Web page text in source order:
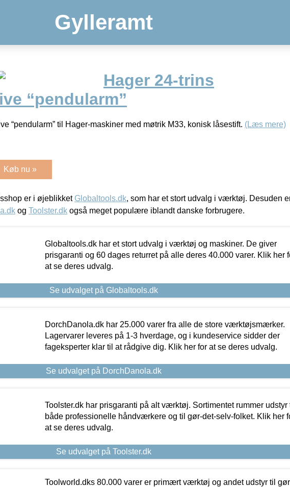
Gylleramt
Hager 24-trins
“pendularm”
“pendularm” til Hager-maskiner med møtrik M33, konisk låsestift. (Læs mere)
Køb nu »
er i øjeblikket Globaltools.dk, som har et stort udvalg i værktøj. Desuden
og Toolster.dk også meget populære iblandt danske forbrugere.
Globaltools.dk har et stort udvalg i værktøj og maskiner. De giver
prisgaranti og 60 dages returret på alle deres 40.000 varer. Klik her
at se deres udvalg.
Se udvalget på Globaltools.dk
DorchDanola.dk har 25.000 varer fra alle de store værktøjsmærker.
Lagervarer leveres på 1-3 hverdage, og i kundeservice sidder der
fageksperter klar til at rådgive dig. Klik her for at se deres udvalg.
Se udvalget på DorchDanola.dk
Toolster.dk har prisgaranti på alt værktøj. Sortimentet rummer udstyr
både professionelle håndværkere og til gør-det-selv-folket. Klik her
at se deres udvalg.
Se udvalget på Toolster.dk
Toolworld.dks 80.000 varer er primært værktøj og andet udstyr til